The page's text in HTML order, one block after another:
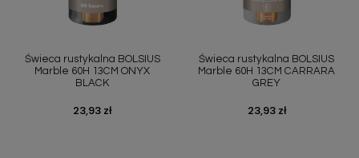
Świeca rustykalna BOLSIUS
Marble 60H 13CM ONYX
BLACK
Cena
23,93 zł
Świeca rustykalna BOLSIUS
Marble 60H 13CM CARRARA
GREY
Cena
23,93 zł